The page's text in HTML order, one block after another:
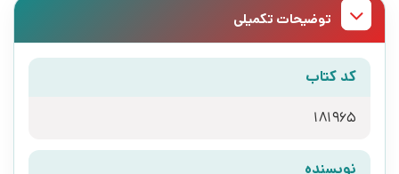
توضیحات تکمیلی
کد کتاب
181965
نویسنده